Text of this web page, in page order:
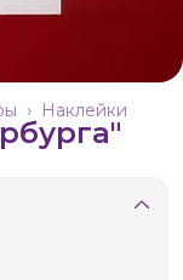
Наклейки
›